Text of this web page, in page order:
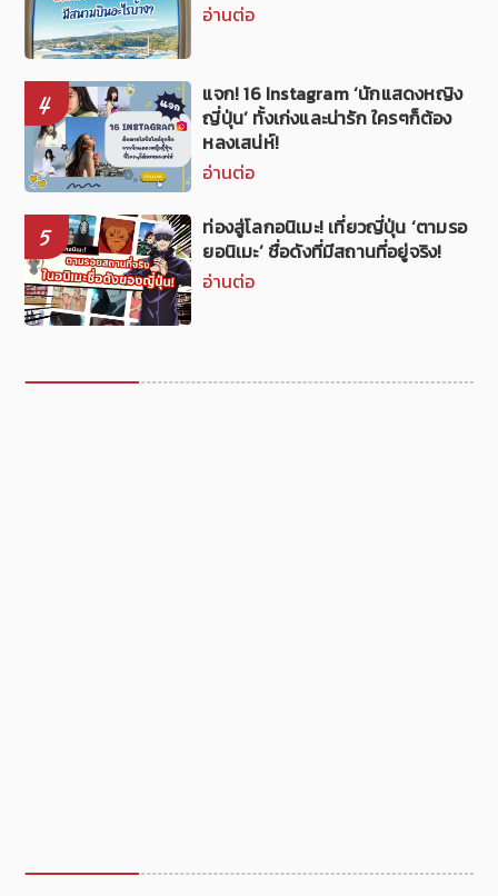
อ่านต่อ
4
แจก! 16 Instagram ‘นักแสดงหญิง
ญี่ปุ่น’ ทั้งเก่งและน่ารัก ใครๆก็ต้อง
หลงเสน่ห์!
อ่านต่อ
5
ท่องสู่โลกอนิเมะ! เที่ยวญี่ปุ่น ‘ตามรอ
ยอนิเมะ’ ชื่อดังที่มีสถานที่อยู่จริง!
อ่านต่อ